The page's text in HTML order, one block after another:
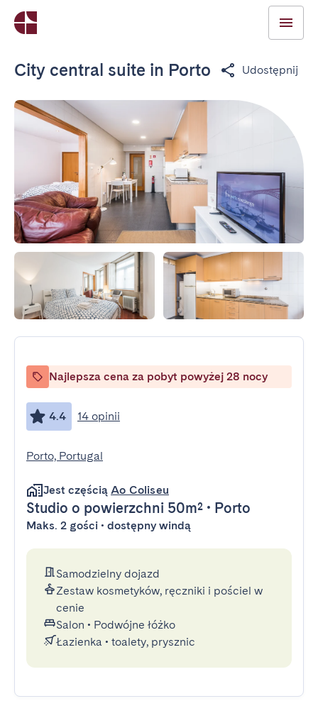
City central suite in Porto Udostępnij
Najlepsza cena za pobyt powyżej 28 nocy
4.4 14 opinii
Porto, Portugal
Jest częścią Ao Coliseu
Studio o powierzchni 50m² • Porto
Maks. 2 gości • dostępny windą
Samodzielny dojazd
Zestaw kosmetyków, ręczniki i pościel w
cenie
Salon • Podwójne łóżko
Łazienka • toalety, prysznic